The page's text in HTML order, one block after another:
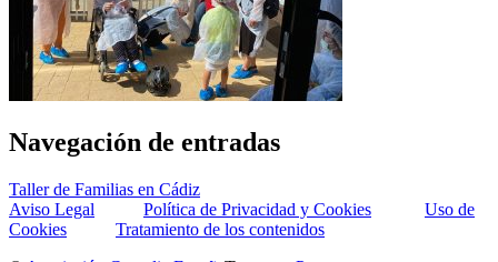
Navegación de entradas
Taller de Familias en Cádiz
Aviso Legal
Política de Privacidad y Cookies
Uso de
Cookies
Tratamiento de los contenidos